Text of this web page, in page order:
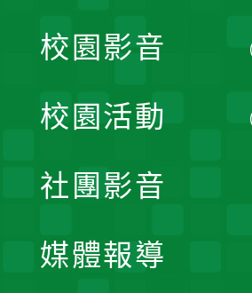
校園影音
校園活動
社團影音
媒體報導